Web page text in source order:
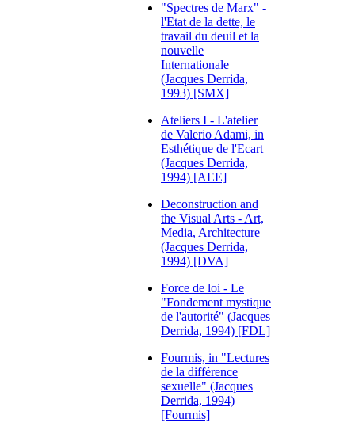
"Spectres de Marx" -
l'Etat de la dette, le
travail du deuil et la
nouvelle
Internationale
(Jacques Derrida,
1993) [SMX]
Ateliers I - L'atelier
de Valerio Adami, in
Esthétique de l'Ecart
(Jacques Derrida,
1994) [AEE]
Deconstruction and
the Visual Arts - Art,
Media, Architecture
(Jacques Derrida,
1994) [DVA]
Force de loi - Le
"Fondement mystique
de l'autorité" (Jacques
Derrida, 1994) [FDL]
Fourmis, in "Lectures
de la différence
sexuelle" (Jacques
Derrida, 1994)
[Fourmis]